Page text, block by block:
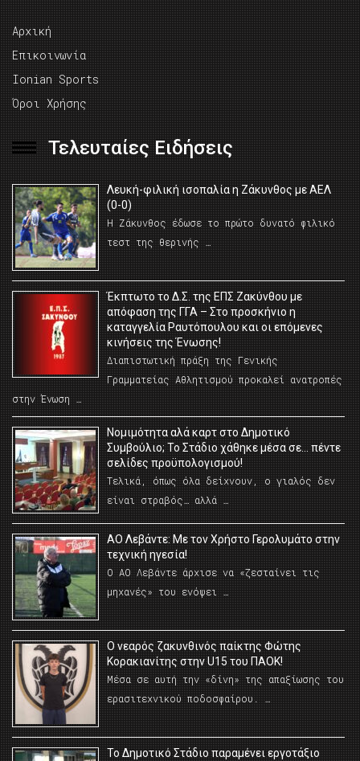
Αρχική
Επικοινωνία
Ionian Sports
Όροι Χρήσης
Τελευταίες Ειδήσεις
Λευκή-φιλική ισοπαλία η Ζάκυνθος με ΑΕΛ
(0-0)
Η Ζάκυνθος έδωσε το πρώτο δυνατό φιλικό
τεστ της θερινής …
Έκπτωτο το Δ.Σ. της ΕΠΣ Ζακύνθου με
απόφαση της ΓΓΑ – Στο προσκήνιο η
καταγγελία Ραυτόπουλου και οι επόμενες
κινήσεις της Ένωσης!
Διαπιστωτική πράξη της Γενικής
Γραμματείας Αθλητισμού προκαλεί ανατροπές
στην Ένωση …
Νομιμότητα αλά καρτ στο Δημοτικό
Συμβούλιο; Το Στάδιο χάθηκε μέσα σε… πέντε
σελίδες προϋπολογισμού!
Τελικά, όπως όλα δείχνουν, ο γιαλός δεν
είναι στραβός… αλλά …
ΑΟ Λεβάντε: Με τον Χρήστο Γερολυμάτο στην
τεχνική ηγεσία!
Ο ΑΟ Λεβάντε άρχισε να «ζεσταίνει τις
μηχανές» του ενόψει …
O νεαρός ζακυνθινός παίκτης Φώτης
Κορακιανίτης στην U15 του ΠΑΟΚ!
Μέσα σε αυτή την «δίνη» της απαξίωσης του
ερασιτεχνικού ποδοσφαίρου. …
Το Δημοτικό Στάδιο παραμένει εργοτάξιο